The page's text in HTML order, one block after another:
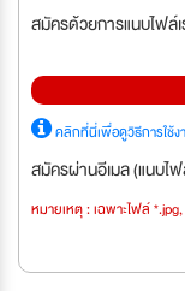
สมัครด้วยการแนบไฟล์
คลิกที่นี่เพื่อดูวิธีการใช้
สมัครผ่านอีเมล (แนบไ
หมายเหตุ : เฉพาะไฟล์